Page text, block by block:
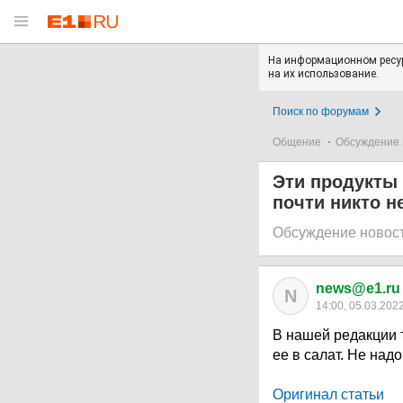
На информационном
на их использование.
Поиск по форумам
Общение Обсуждение
Эти
почти никто
Обсуждение
N news@e1.ru
14:00,
В нашей редакции
ее в салат. Не надо
Оригинал статьи